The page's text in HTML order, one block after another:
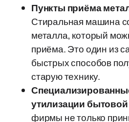
Пункты приёма
Стиральная машина
металла, который
приёма. Это один из
быстрых способов
старую технику.
утилизации бытовой
фирмы не только